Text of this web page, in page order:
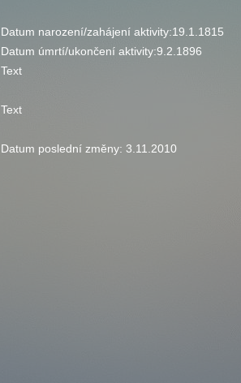
Datum narození/zahájení aktivity:19.1.1815
Datum úmrtí/ukončení aktivity:9.2.1896
Text
Text
Datum poslední změny: 3.11.2010